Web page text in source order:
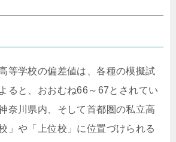
等学校の偏差値は、各種の模擬試
ると、おおむね66～ 67とされてい
奈川県内、そして首都圏の私立高
」や「上位校」に位置づけられる